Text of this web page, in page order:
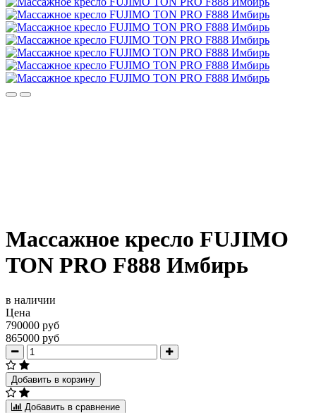
Массажное кресло FUJIMO
TON PRO F888 Имбирь
в наличии
Цена
790000 руб
865000 руб
Добавить в корзину
Добавить в сравнение